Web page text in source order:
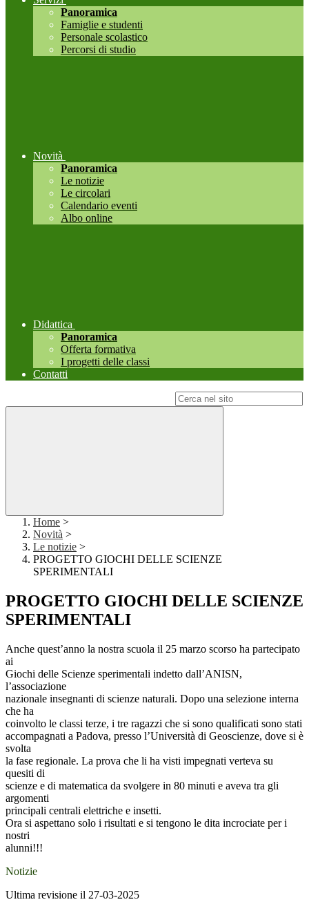
Panoramica
Famiglie e studenti
Personale scolastico
Percorsi di studio
Novità
Panoramica
Le notizie
Le circolari
Calendario eventi
Albo online
Didattica
Panoramica
Offerta formativa
I progetti delle classi
Contatti
Home >
Novità >
Le notizie >
PROGETTO GIOCHI DELLE SCIENZE
SPERIMENTALI
PROGETTO GIOCHI DELLE SCIENZE
SPERIMENTALI
Anche quest’anno la nostra scuola il 25 marzo scorso ha partecipato
ai
Giochi delle Scienze sperimentali indetto dall’ANISN,
l’associazione
nazionale insegnanti di scienze naturali. Dopo una selezione interna
che ha
coinvolto le classi terze, i tre ragazzi che si sono qualificati sono stati
accompagnati a Padova, presso l’Università di Geoscienze, dove si è
svolta
la fase regionale. La prova che li ha visti impegnati verteva su
quesiti di
scienze e di matematica da svolgere in 80 minuti e aveva tra gli
argomenti
principali centrali elettriche e insetti.
Ora si aspettano solo i risultati e si tengono le dita incrociate per i
nostri
alunni!!!
Notizie
Ultima revisione il 27-03-2025